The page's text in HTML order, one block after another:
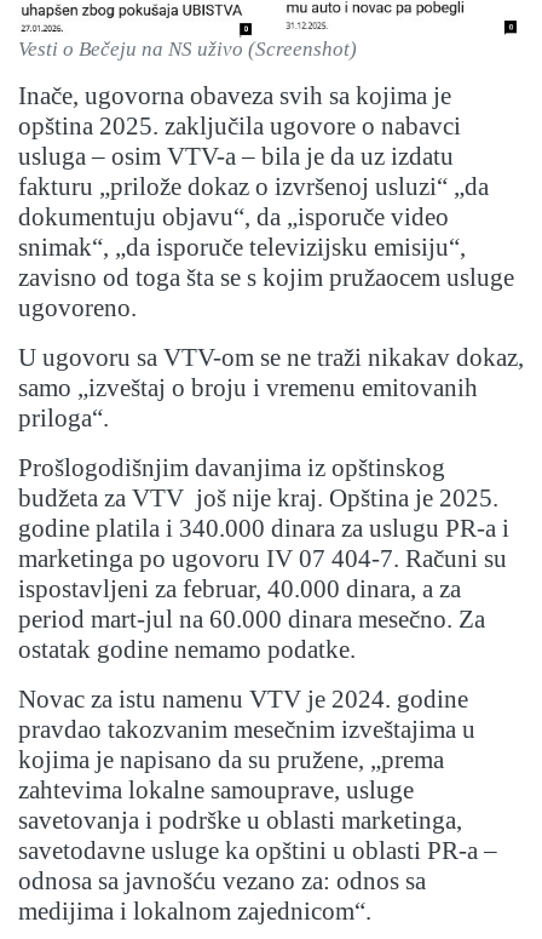
Vesti o Bečeju na NS uživo (Screenshot)
Inače, ugovorna obaveza svih sa kojima je
opština 2025. zaključila ugovore o nabavci
usluga – osim VTV-a – bila je da uz izdatu
fakturu „prilože dokaz o izvršenoj usluzi“ „da
dokumentuju objavu“, da „isporuče video
snimak“, „da isporuče televizijsku emisiju“,
zavisno od toga šta se s kojim pružaocem usluge
ugovoreno.
U ugovoru sa VTV-om se ne traži nikakav dokaz,
samo „izveštaj o broju i vremenu emitovanih
priloga“.
Prošlogodišnjim davanjima iz opštinskog
budžeta za VTV još nije kraj. Opština je 2025.
godine platila i 340.000 dinara za uslugu PR-a i
marketinga po ugovoru IV 07 404-7. Računi su
ispostavljeni za februar, 40.000 dinara, a za
period mart-jul na 60.000 dinara mesečno. Za
ostatak godine nemamo podatke.
Novac za istu namenu VTV je 2024. godine
pravdao takozvanim mesečnim izveštajima u
kojima je napisano da su pružene, „prema
zahtevima lokalne samouprave, usluge
savetovanja i podrške u oblasti marketinga,
savetodavne usluge ka opštini u oblasti PR-a –
odnosa sa javnošću vezano za: odnos sa
medijima i lokalnom zajednicom“.